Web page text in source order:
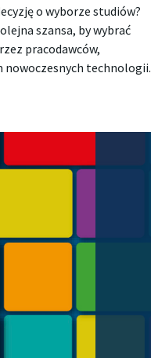
o wyborze studiów?
szansa, by wybrać
pracodawców,
nowoczesnych technologii.